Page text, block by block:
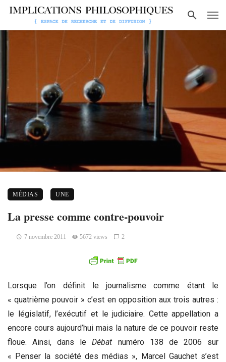
MÉDIAS UNE
La presse comme contre-pouvoir
7 novembre 2011 5672 views 2
Lorsque l’on définit le journalisme comme étant le
« quatrième pouvoir » c’est en opposition aux trois autres :
le législatif, l’exécutif et le judiciaire. Cette appellation a
encore cours aujourd’hui mais la nature de ce pouvoir reste
floue. Ainsi, dans leDébat numéro 138 de 2006 sur
« Penser la société des médias », Marcel Gauchet s’est